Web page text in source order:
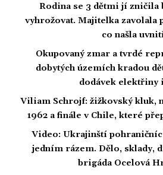
Rodina se 3 dětmi jí zničila
vyhrožovat. Majitelka
co našla
Okupovaný zmar a tvrdé
dobytých územích kradou
dodávek elektřiny
Viliam Schrojf: žižkovský kluk,
1962 a finále v Chile, které
Video: Ukrajinští
jedním rázem. Dělo, sklady,
brigáda Ocelová